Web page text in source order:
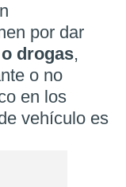
por dar
drogas,
o no
en los
vehículo es